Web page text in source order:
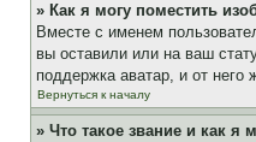
» Как я могу поместить
Вместе с именем
вы оставили или на ваш
поддержка аватар, и от
Вернуться к началу
» Что такое звание и как я